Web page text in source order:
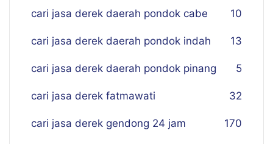
cari jasa derek daerah pondok cabe 10
cari jasa derek daerah pondok indah 13
cari jasa derek daerah pondok pinang 5
cari jasa derek fatmawati 32
cari jasa derek gendong 24 jam 170